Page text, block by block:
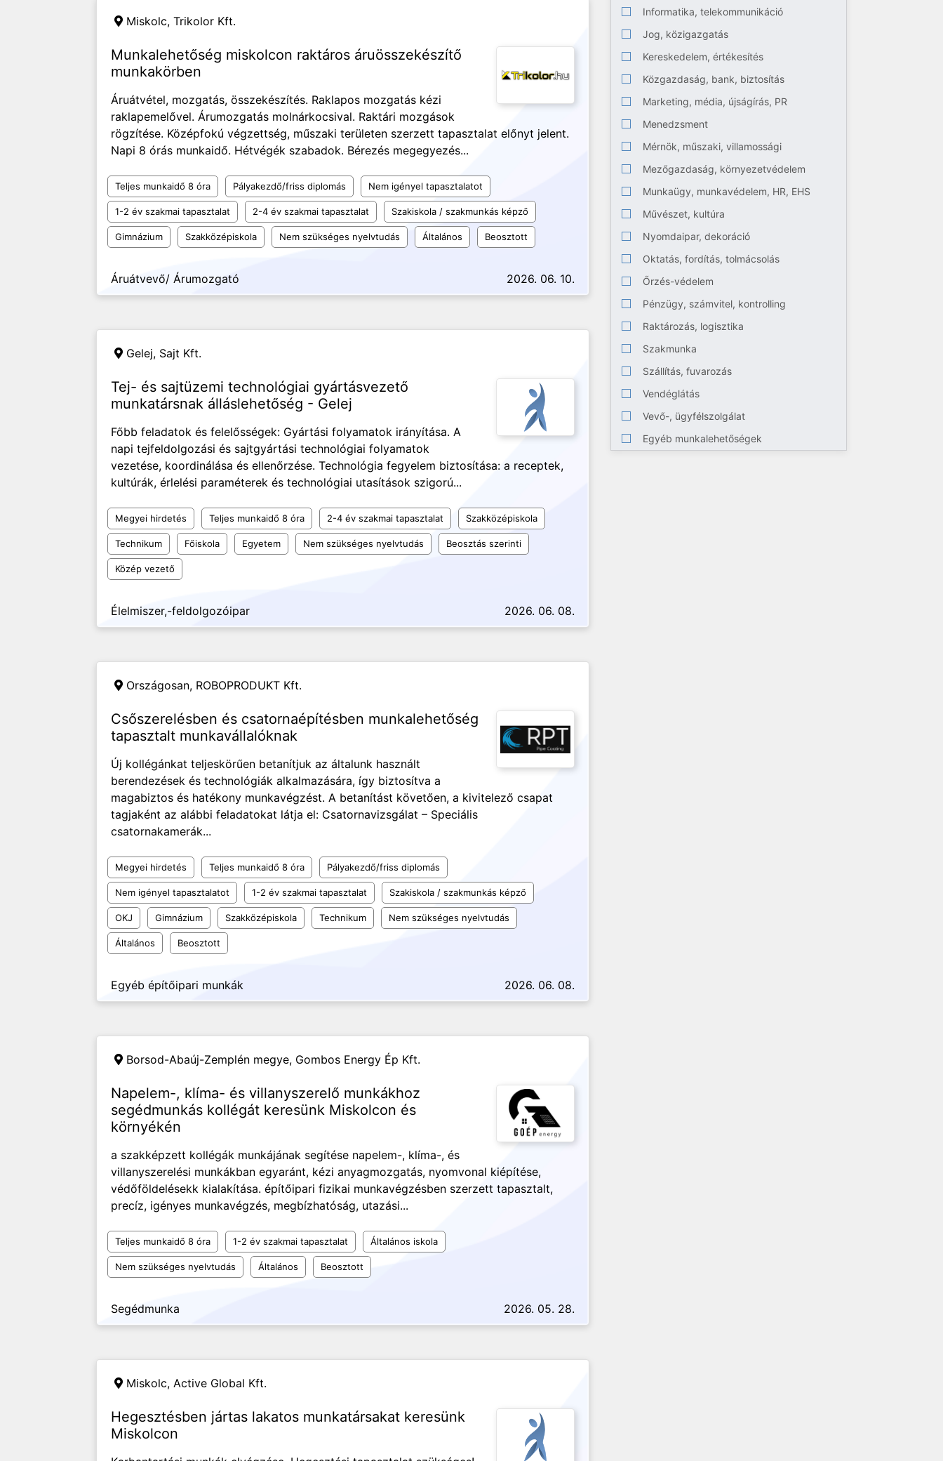
Miskolc, Trikolor Kft.
Munkalehetőség miskolcon raktáros áruösszekészítő
munkakörben
Áruátvétel, mozgatás, összekészítés. Raklapos mozgatás kézi
raklapemelővel. Árumozgatás molnárkocsival. Raktári mozgások
rögzítése. Középfokú végzettség, műszaki területen szerzett tapasztalat előnyt jelent.
Napi 8 órás munkaidő. Hétvégék szabadok. Bérezés megegyezés...
Teljes munkaidő 8 óra Pályakezdő/friss diplomás Nem igényel tapasztalatot
1-2 év szakmai tapasztalat 2-4 év szakmai tapasztalat Szakiskola / szakmunkás képző
Gimnázium Szakközépiskola Nem szükséges nyelvtudás Általános Beosztott
Áruátvevő/ Árumozgató 2026. 06. 10.
Gelej, Sajt Kft.
Tej- és sajtüzemi technológiai gyártásvezető
munkatársnak álláslehetőség - Gelej
Főbb feladatok és felelősségek: Gyártási folyamatok irányítása. A
napi tejfeldolgozási és sajtgyártási technológiai folyamatok
vezetése, koordinálása és ellenőrzése. Technológia fegyelem biztosítása: a receptek,
kultúrák, érlelési paraméterek és technológiai utasítások szigorú...
Megyei hirdetés Teljes munkaidő 8 óra 2-4 év szakmai tapasztalat Szakközépiskola
Technikum Főiskola Egyetem Nem szükséges nyelvtudás Beosztás szerinti
Közép vezető
Élelmiszer,-feldolgozóipar 2026. 06. 08.
Országosan, ROBOPRODUKT Kft.
Csőszerelésben és csatornaépítésben munkalehetőség
tapasztalt munkavállalóknak
Új kollégánkat teljeskörűen betanítjuk az általunk használt
berendezések és technológiák alkalmazására, így biztosítva a
magabiztos és hatékony munkavégzést. A betanítást követően, a kivitelező csapat
tagjaként az alábbi feladatokat látja el: Csatornavizsgálat – Speciális
csatornakamerák...
Megyei hirdetés Teljes munkaidő 8 óra Pályakezdő/friss diplomás
Nem igényel tapasztalatot 1-2 év szakmai tapasztalat Szakiskola / szakmunkás képző
OKJ Gimnázium Szakközépiskola Technikum Nem szükséges nyelvtudás
Általános Beosztott
Egyéb építőipari munkák 2026. 06. 08.
Borsod-Abaúj-Zemplén megye, Gombos Energy Ép Kft.
Napelem-, klíma- és villanyszerelő munkákhoz
segédmunkás kollégát keresünk Miskolcon és
környékén
a szakképzett kollégák munkájának segítése napelem-, klíma-, és
villanyszerelési munkákban egyaránt, kézi anyagmozgatás, nyomvonal kiépítése,
védőföldelésekk kialakítása. építőipari fizikai munkavégzésben szerzett tapasztalt,
precíz, igényes munkavégzés, megbízhatóság, utazási...
Teljes munkaidő 8 óra 1-2 év szakmai tapasztalat Általános iskola
Nem szükséges nyelvtudás Általános Beosztott
Segédmunka 2026. 05. 28.
Miskolc, Active Global Kft.
Hegesztésben jártas lakatos munkatársakat keresünk
Miskolcon
Informatika, telekommunikáció
Jog, közigazgatás
Kereskedelem, értékesítés
Közgazdaság, bank, biztosítás
Marketing, média, újságírás, PR
Menedzsment
Mérnök, műszaki, villamossági
Mezőgazdaság, környezetvédelem
Munkaügy, munkavédelem, HR, EHS
Művészet, kultúra
Nyomdaipar, dekoráció
Oktatás, fordítás, tolmácsolás
Őrzés-védelem
Pénzügy, számvitel, kontrolling
Raktározás, logisztika
Szakmunka
Szállítás, fuvarozás
Vendéglátás
Vevő-, ügyfélszolgálat
Egyéb munkalehetőségek